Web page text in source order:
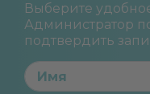
Выберите
Администратор
подтвердить